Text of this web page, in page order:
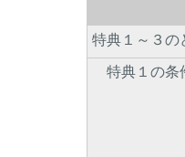
特典１～３の
特典１の条